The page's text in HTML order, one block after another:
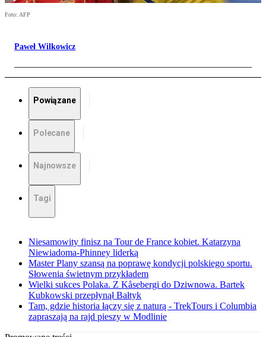
Foto: AFP
Paweł Wilkowicz
Powiązane
Polecane
Najnowsze
Tagi
Niesamowity finisz na Tour de France kobiet. Katarzyna
Niewiadoma-Phinney liderką
Master Plany szansą na poprawę kondycji polskiego sportu.
Słowenia świetnym przykładem
Wielki sukces Polaka. Z Kåsebergi do Dziwnowa. Bartek
Kubkowski przepłynął Bałtyk
Tam, gdzie historia łączy się z naturą - TrekTours i Columbia
zapraszają na rajd pieszy w Modlinie